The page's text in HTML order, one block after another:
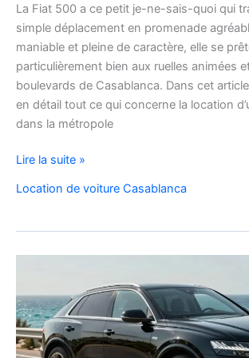
La Fiat 500 a ce petit je-ne-sais-quoi qui
simple déplacement en promenade
maniable et pleine de caractère, elle se
particulièrement bien aux ruelles animées
boulevards de Casablanca. Dans cet
en détail tout ce qui concerne la location
dans la métropole
Voyager
Casablanca
Fiat
500
charme,
pratiques
et
bons
Lire la suite »
Location de voiture Casablanca